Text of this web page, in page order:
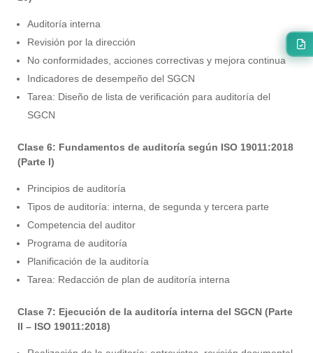
Auditoría interna
Revisión por la dirección
No conformidades, acciones correctivas y mejora continua
Indicadores de desempeño del SGCN
Tarea: Diseño de lista de verificación para auditoría del
SGCN
Clase 6: Fundamentos de auditoría según ISO 19011:2018
(Parte I)
Principios de auditoría
Tipos de auditoría: interna, de segunda y tercera parte
Competencia del auditor
Programa de auditoría
Planificación de la auditoría
Tarea: Redacción de plan de auditoría interna
Clase 7: Ejecución de la auditoría interna del SGCN (Parte
II – ISO 19011:2018)